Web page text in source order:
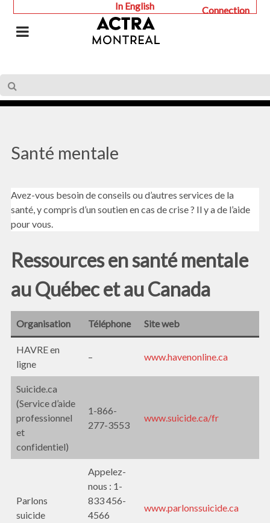
Connection
In English
Santé mentale
Avez-vous besoin de conseils ou d’autres services de la
santé, y compris d’un soutien en cas de crise ? Il y a de l’aide
pour vous.
Ressources en santé mentale
au Québec et au Canada
Organisation Téléphone Site web
HAVRE en
ligne
– www.havenonline.ca
Suicide.ca
(Service d’aide
professionnel
et
confidentiel)
1-866-
277-3553
www.suicide.ca/fr
Parlons
suicide
Appelez-
nous : 1-
833 456-
4566
www.parlonssuicide.ca